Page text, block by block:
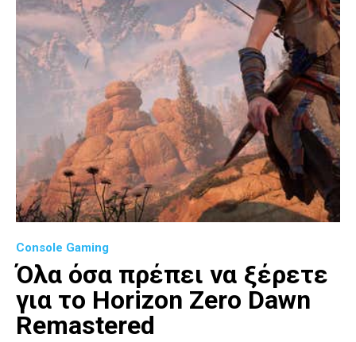
Console Gaming
Όλα όσα πρέπει να ξέρετε
για το Horizon Zero Dawn
Remastered